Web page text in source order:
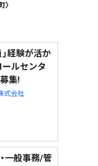
経験が活か
ルセンタ
集!
式会社
一般事務/管
キーワードで絞る